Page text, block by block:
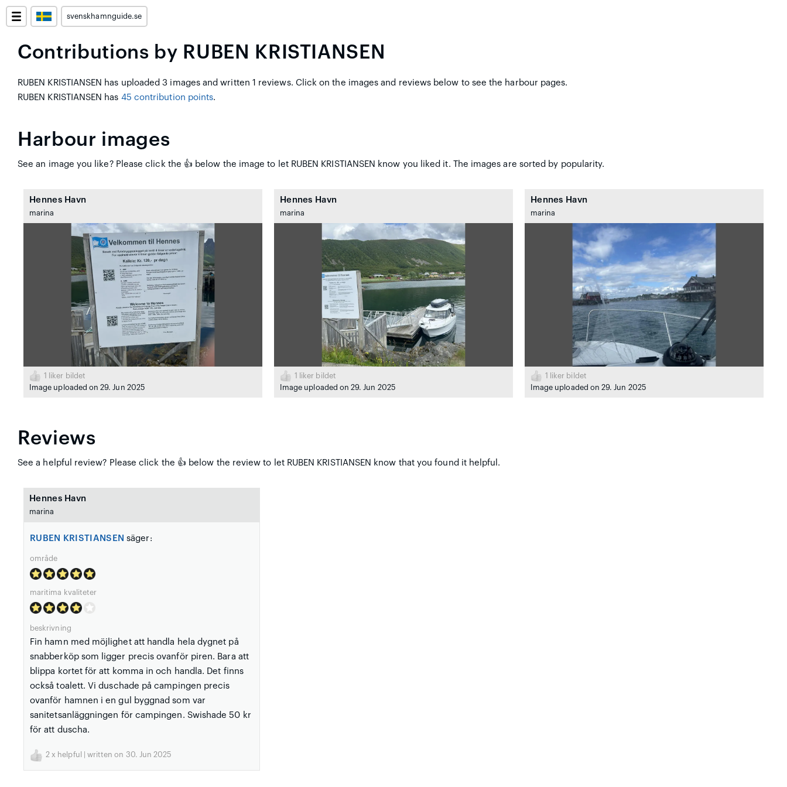
svenskhamnguide.se
Contributions by RUBEN KRISTIANSEN
RUBEN KRISTIANSEN has uploaded 3 images and written 1 reviews. Click on the images and reviews below to see the harbour pages.
RUBEN KRISTIANSEN has 45 contribution points.
Harbour images
See an image you like? Please click the 👍 below the image to let RUBEN KRISTIANSEN know you liked it. The images are sorted by popularity.
Hennes Havn
marina
1
liker bildet
Image uploaded on 29. Jun 2025
Hennes Havn
marina
1
liker bildet
Image uploaded on 29. Jun 2025
Hennes Havn
marina
1
liker bildet
Image uploaded on 29. Jun 2025
Reviews
See a helpful review? Please click the 👍 below the review to let RUBEN KRISTIANSEN know that you found it helpful.
Hennes Havn
marina
RUBEN KRISTIANSEN säger:
område
maritima kvaliteter
beskrivning
Fin hamn med möjlighet att handla hela dygnet på
snabberköp som ligger precis ovanför piren. Bara att
blippa kortet för att komma in och handla. Det finns
också toalett. Vi duschade på campingen precis
ovanför hamnen i en gul byggnad som var
sanitetsanläggningen för campingen. Swishade 50 kr
för att duscha.
2 x helpful | written on 30. Jun 2025